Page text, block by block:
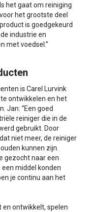
het gaat om reiniging
het grootste deel
is goedgekeurd
industrie en
met voedsel.”
is Carel Lurvink
ontwikkelen en het
Jan: “Een goed
reiniger die in de
gebruikt. Door
niet meer, de reiniger
kunnen zijn.
gezocht naar een
middel konden
je continu aan het
en ontwikkelt, spelen